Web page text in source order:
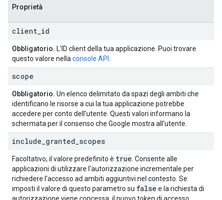
Proprietà
client id
Obbligatorio. L'ID client della tua applicazione. Puoi trovare
questo valore nella console API
scope
Obbligatorio. Un elenco delimitato da spazi degli ambiti che
identificano le risorse a cui la tua applicazione potrebbe
accedere per conto dell'utente. Questi valori informano la
schermata per il consenso che Google mostra all'utente.
include granted scopes
Facoltativo, il valore predefinito è true . Consente alle
applicazioni di utilizzare l'autorizzazione incrementale per
richiedere l'accesso ad ambiti aggiuntivi nel contesto. Se
imposti il valore di questo parametro su false e la richiesta di